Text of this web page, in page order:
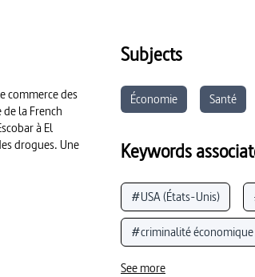
commerce des
la French
à El
drogues. Une
Subjects
Économie Santé
Keywords
#USA (États-Unis)
#criminalité économique
#corps et santé
See more